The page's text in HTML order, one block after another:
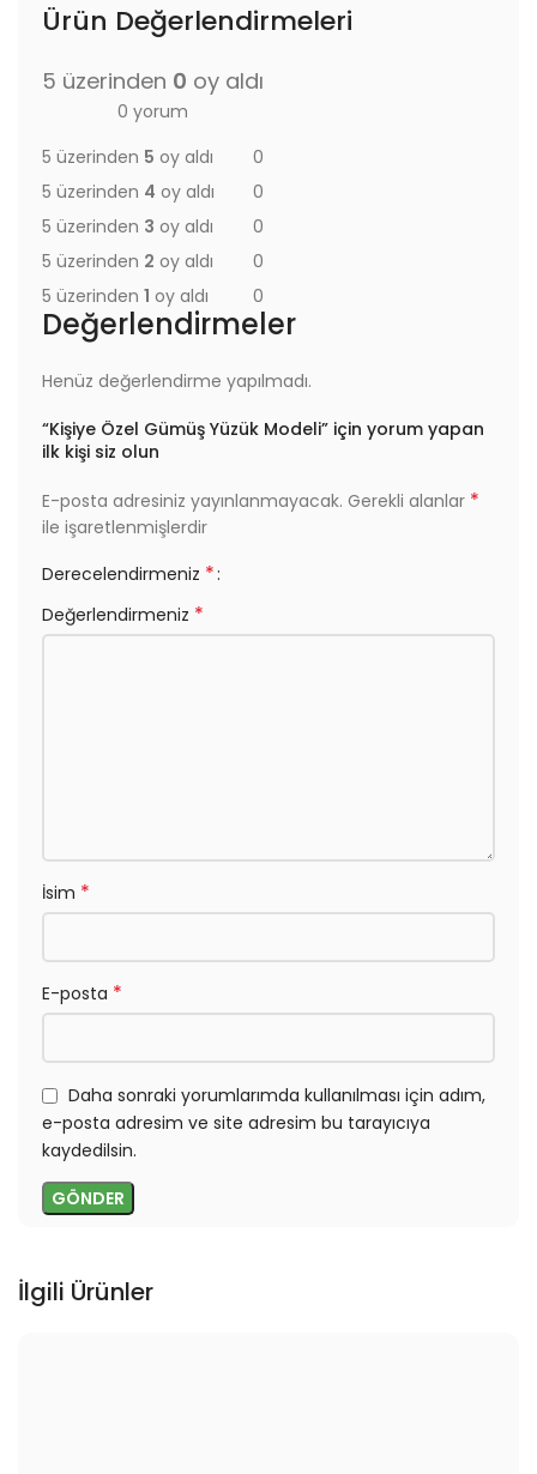
Ürün Değerlendirmeleri
5 üzerinden 0 oy aldı
0 yorum
5 üzerinden 5 oy aldı
0
5 üzerinden 4 oy aldı
0
5 üzerinden 3 oy aldı
0
5 üzerinden 2 oy aldı
0
5 üzerinden 1 oy aldı 0
Değerlendirmeler
Henüz değerlendirme yapılmadı.
“Kişiye Özel Gümüş Yüzük Modeli” için yorum yapan
ilk kişi siz olun
E-posta adresiniz yayınlanmayacak. Gerekli alanlar *
ile işaretlenmişlerdir
Derecelendirmeniz *
Değerlendirmeniz *
İsim *
E-posta *
Daha sonraki yorumlarımda kullanılması için adım,
e-posta adresim ve site adresim bu tarayıcıya
kaydedilsin.
İlgili Ürünler